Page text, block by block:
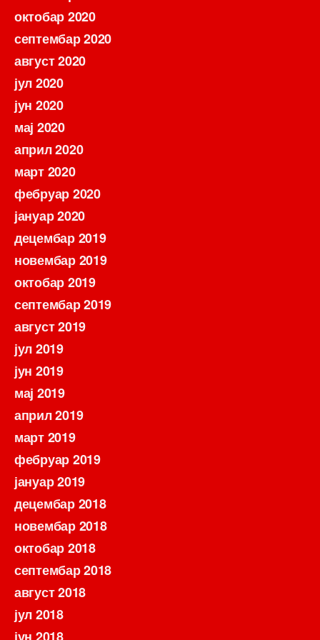
октобар 2020
септембар 2020
август 2020
јул 2020
јун 2020
мај 2020
април 2020
март 2020
фебруар 2020
јануар 2020
децембар 2019
новембар 2019
октобар 2019
септембар 2019
август 2019
јул 2019
јун 2019
мај 2019
април 2019
март 2019
фебруар 2019
јануар 2019
децембар 2018
новембар 2018
октобар 2018
септембар 2018
август 2018
јул 2018